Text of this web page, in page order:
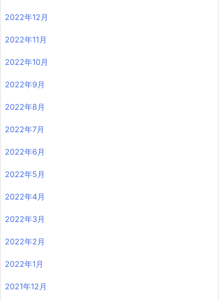
2022年12月
2022年11月
2022年10月
2022年9月
2022年8月
2022年7月
2022年6月
2022年5月
2022年4月
2022年3月
2022年2月
2022年1月
2021年12月